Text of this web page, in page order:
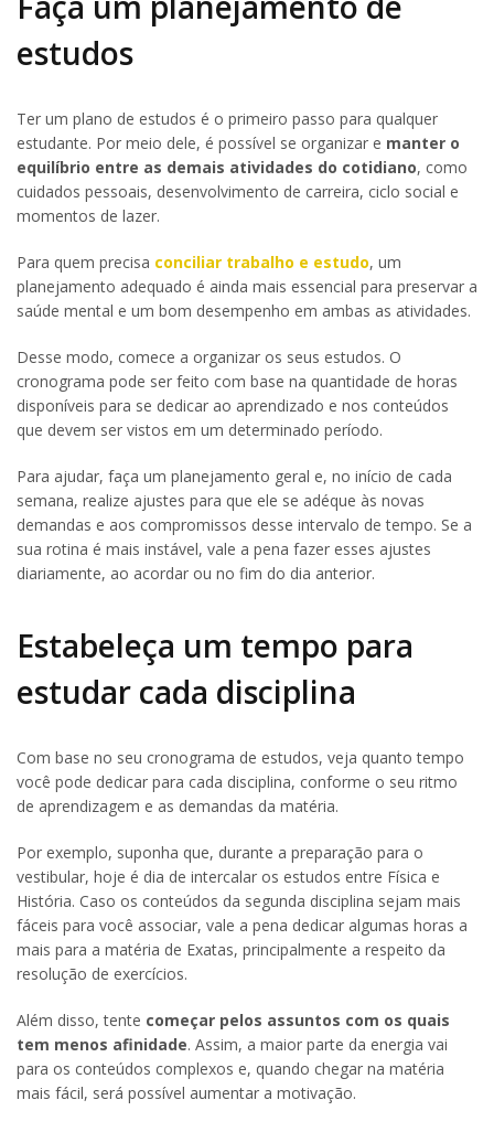
estudos
Ter um plano de estudos é o primeiro passo para qualquer
estudante. Por meio dele, é possível se organizar e manter o
equilíbrio entre as demais atividades do cotidiano, como
cuidados pessoais, desenvolvimento de carreira, ciclo social e
momentos de lazer.
Para quem precisa conciliar trabalho e estudo, um
planejamento adequado é ainda mais essencial para preservar a
saúde mental e um bom desempenho em ambas as atividades.
Desse modo, comece a organizar os seus estudos. O
cronograma pode ser feito com base na quantidade de horas
disponíveis para se dedicar ao aprendizado e nos conteúdos
que devem ser vistos em um determinado período.
Para ajudar, faça um planejamento geral e, no início de cada
semana, realize ajustes para que ele se adéque às novas
demandas e aos compromissos desse intervalo de tempo. Se a
sua rotina é mais instável, vale a pena fazer esses ajustes
diariamente, ao acordar ou no fim do dia anterior.
Estabeleça um tempo para
estudar cada disciplina
Com base no seu cronograma de estudos, veja quanto tempo
você pode dedicar para cada disciplina, conforme o seu ritmo
de aprendizagem e as demandas da matéria.
Por exemplo, suponha que, durante a preparação para o
vestibular, hoje é dia de intercalar os estudos entre Física e
História. Caso os conteúdos da segunda disciplina sejam mais
fáceis para você associar, vale a pena dedicar algumas horas a
mais para a matéria de Exatas, principalmente a respeito da
resolução de exercícios.
Além disso, tente começar pelos assuntos com os quais
tem menos afinidade. Assim, a maior parte da energia vai
para os conteúdos complexos e, quando chegar na matéria
mais fácil, será possível aumentar a motivação.